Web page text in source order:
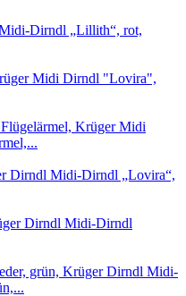
Dirndl „Lillith“, rot,
Midi Dirndl "Lovira",
Midi
Midi-Dirndl „Lovira“,
Midi-Dirndl
Midi-